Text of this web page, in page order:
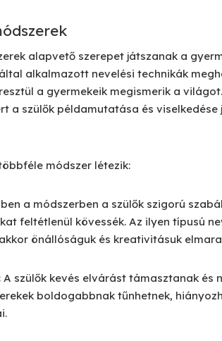
alapvető szerepet játszanak a
alkalmazott nevelési technikák
a gyermekeik megismerik a
a szülők példamutatása és
módszer létezik:
a módszerben a szülők szigorú
feltétlenül kövessék. Az ilyen típusú
önállóságuk és kreativitásuk
A szülők kevés elvárást támasztanak és
boldogabbnak tűnhetnek,